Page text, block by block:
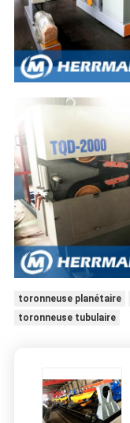
toronneuse planétaire
toronneuse tubulaire